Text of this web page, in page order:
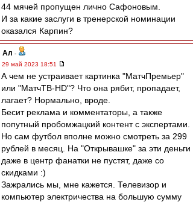
44 мячей пропущен лично Сафоновым.
И за какие заслуги в тренерской номинации
оказался Карпин?
Ал -
29 май 2023 18:51
А чем не устраивает картинка "МатчПремьер"
или "МатчТВ-HD"? Что она рябит, пропадает,
лагает? Нормально, вроде.
Бесит реклама и комментаторы, а также
попутный пробомжацкий контент с экспертами.
Но сам футбол вполне можно смотреть за 299
рублей в месяц. На "Открывашке" за эти деньги
даже в центр фанатки не пустят, даже со
скидками :)
Зажрались мы, мне кажется. Телевизор и
компьютер электричества на большую сумму